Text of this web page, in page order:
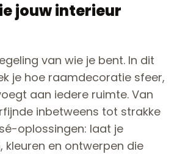
jouw interieur
van wie je bent. In dit
je hoe raamdecoratie sfeer,
aan iedere ruimte. Van
inbetweens tot strakke
oplossingen: laat je
kleuren en ontwerpen die